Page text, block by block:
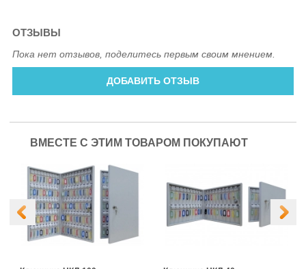
ОТЗЫВЫ
Пока нет отзывов, поделитесь первым своим мнением.
ДОБАВИТЬ ОТЗЫВ
ВМЕСТЕ С ЭТИМ ТОВАРОМ ПОКУПАЮТ